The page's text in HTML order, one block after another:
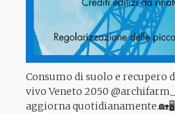
Consumo di suolo e recupero
vivo Veneto 2050
aggiorna